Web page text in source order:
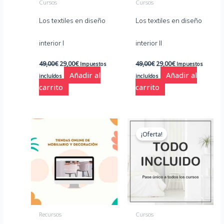
Cursos
Los textiles en diseño
interior I
49,00€ 29,00€ Impuestos
incluídos
Añadir al
carrito
Cursos
Los textiles en diseño
interior II
49,00€ 29,00€ Impuestos
incluídos
Añadir al
carrito
Recursos
¡Oferta!
Cursos
El
precio
original
era:
760,00€.
El
es:
380,00€.